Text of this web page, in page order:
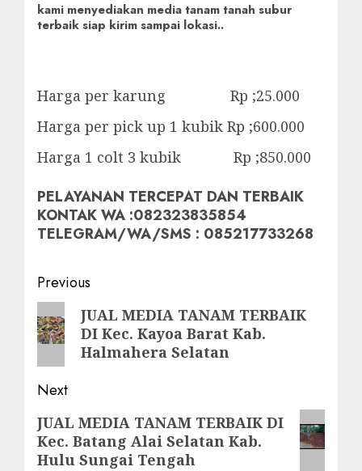
kami menyediakan media tanam tanah subur
terbaik siap kirim sampai lokasi..
Harga per karung Rp ;25.000
Harga per pick up 1 kubik Rp ;600.000
Harga 1 colt 3 kubik Rp ;850.000
PELAYANAN TERCEPAT DAN TERBAIK
KONTAK WA :082323835854
TELEGRAM/WA/SMS : 085217733268
Post
navigation
Previous
Previous
post:
JUAL MEDIA TANAM TERBAIK
DI Kec. Kayoa Barat Kab.
Halmahera Selatan
Next
Next
post:
JUAL MEDIA TANAM TERBAIK DI
Kec. Batang Alai Selatan Kab.
Hulu Sungai Tengah